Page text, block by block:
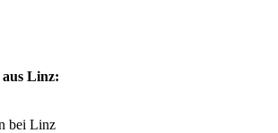
Linz:
bei Linz